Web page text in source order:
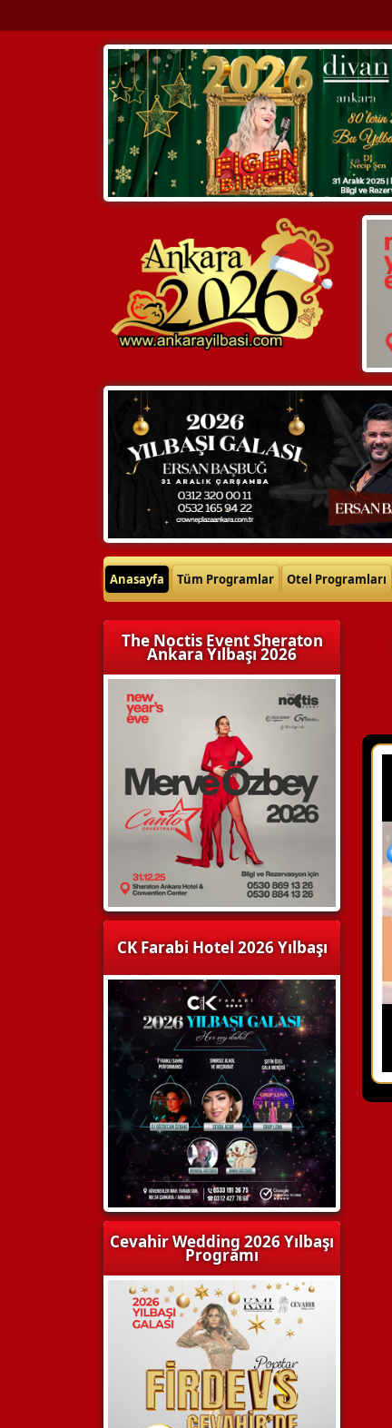
Anasayfa Tüm Programlar Otel Programları
The Noctis Event Sheraton
Ankara Yılbaşı 2026
CK Farabi Hotel 2026 Yılbaşı
Cevahir Wedding 2026 Yılbaşı
Programı